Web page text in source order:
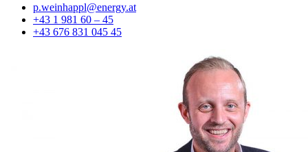
p.weinhappl@energy.at
+43 1 981 60 – 45
+43 676 831 045 45